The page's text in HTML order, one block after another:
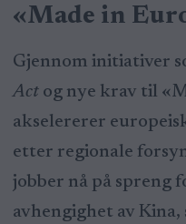
«Made in
Gjennom initiativer
Actog nye krav til
akselererer
etter regionale
jobber nå på spreng
avhengighet av